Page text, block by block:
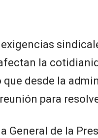
la
que desde la
para
General de la